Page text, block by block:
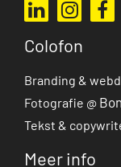
Ga naarGa
Colofon
Branding &
Fotografie @
Tekst &
Meer info